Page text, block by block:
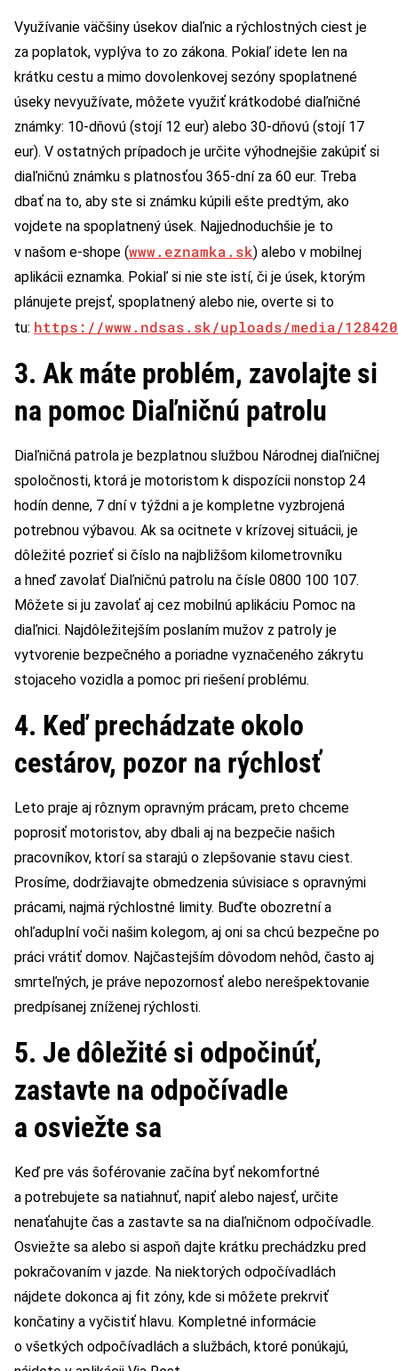
Využívanie väčšiny úsekov diaľnic a rýchlostných ciest je
za poplatok, vyplýva to zo zákona. Pokiaľ idete len na
krátku cestu a mimo dovolenkovej sezóny spoplatnené
úseky nevyužívate, môžete využiť krátkodobé diaľničné
známky: 10-dňovú (stojí 12 eur) alebo 30-dňovú (stojí 17
eur). V ostatných prípadoch je určite výhodnejšie zakúpiť si
diaľničnú známku s platnosťou 365-dní za 60 eur. Treba
dbať na to, aby ste si známku kúpili ešte predtým, ako
vojdete na spoplatnený úsek. Najjednoduchšie je to
v našom e-shope (www.eznamka.sk) alebo v mobilnej
aplikácii eznamka. Pokiaľ si nie ste istí, či je úsek, ktorým
plánujete prejsť, spoplatnený alebo nie, overte si to
tu: https://www.ndsas.sk/uploads/media/
3. Ak máte problém, zavolajte si
na pomoc Diaľničnú patrolu
Diaľničná patrola je bezplatnou službou Národnej diaľničnej
spoločnosti, ktorá je motoristom k dispozícii nonstop 24
hodín denne, 7 dní v týždni a je kompletne vyzbrojená
potrebnou výbavou. Ak sa ocitnete v krízovej situácii, je
dôležité pozrieť si číslo na najbližšom kilometrovníku
a hneď zavolať Diaľničnú patrolu na čísle 0800 100 107.
Môžete si ju zavolať aj cez mobilnú aplikáciu Pomoc na
diaľnici. Najdôležitejším poslaním mužov z patroly je
vytvorenie bezpečného a poriadne vyznačeného zákrytu
stojaceho vozidla a pomoc pri riešení problému.
4. Keď prechádzate okolo
cestárov, pozor na rýchlosť
Leto praje aj rôznym opravným prácam, preto chceme
poprosiť motoristov, aby dbali aj na bezpečie našich
pracovníkov, ktorí sa starajú o zlepšovanie stavu ciest.
Prosíme, dodržiavajte obmedzenia súvisiace s opravnými
prácami, najmä rýchlostné limity. Buďte obozretní a
ohľaduplní voči našim kolegom, aj oni sa chcú bezpečne po
práci vrátiť domov. Najčastejším dôvodom nehôd, často aj
smrteľných, je práve nepozornosť alebo nerešpektovanie
predpísanej zníženej rýchlosti.
5. Je dôležité si odpočinúť,
zastavte na odpočívadle
a osviežte sa
Keď pre vás šoférovanie začína byť nekomfortné
a potrebujete sa natiahnuť, napiť alebo najesť, určite
nenaťahujte čas a zastavte sa na diaľničnom odpočívadle.
Osviežte sa alebo si aspoň dajte krátku prechádzku pred
pokračovaním v jazde. Na niektorých odpočívadlách
nájdete dokonca aj fit zóny, kde si môžete prekrviť
končatiny a vyčistiť hlavu. Kompletné informácie
o všetkých odpočívadlách a službách, ktoré ponúkajú,